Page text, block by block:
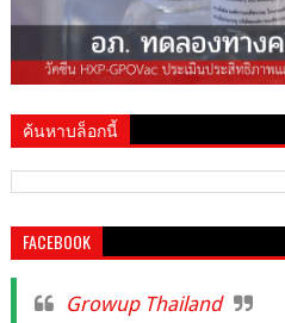
ค้นหาบล็อกนี้
FACEBOOK
Growup Thailand